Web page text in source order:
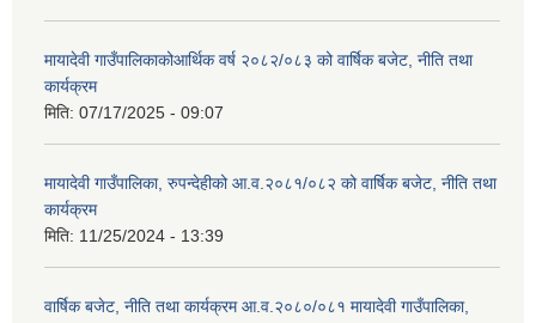
मायादेवी गाउँपालिकाकोआर्थिक वर्ष २०८२/०८३ को वार्षिक बजेट, नीति तथा
कार्यक्रम
मिति: 07/17/2025 - 09:07
मायादेवी गाउँपालिका, रुपन्देहीको आ.व.२०८१/०८२ को वार्षिक बजेट, नीति तथा
कार्यक्रम
मिति: 11/25/2024 - 13:39
वार्षिक बजेट, नीति तथा कार्यक्रम आ.व.२०८०/०८१ मायादेवी गाउँपालिका,